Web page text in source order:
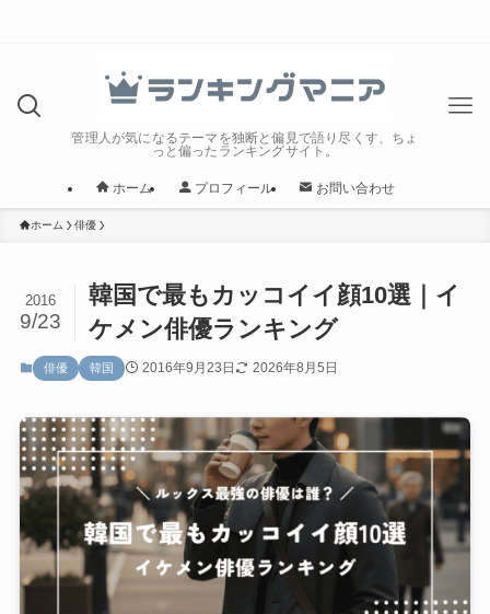
管理人が気になるテーマを独断と偏見で語り尽くす、ちょ
っと偏ったランキングサイト。
ホーム プロフィール お問い合わせ
ホーム 俳優
韓国で最もカッコイイ顔10選｜イ
ケメン俳優ランキング
2016
9/23
俳優 韓国 2016年9月23日 2026年8月5日